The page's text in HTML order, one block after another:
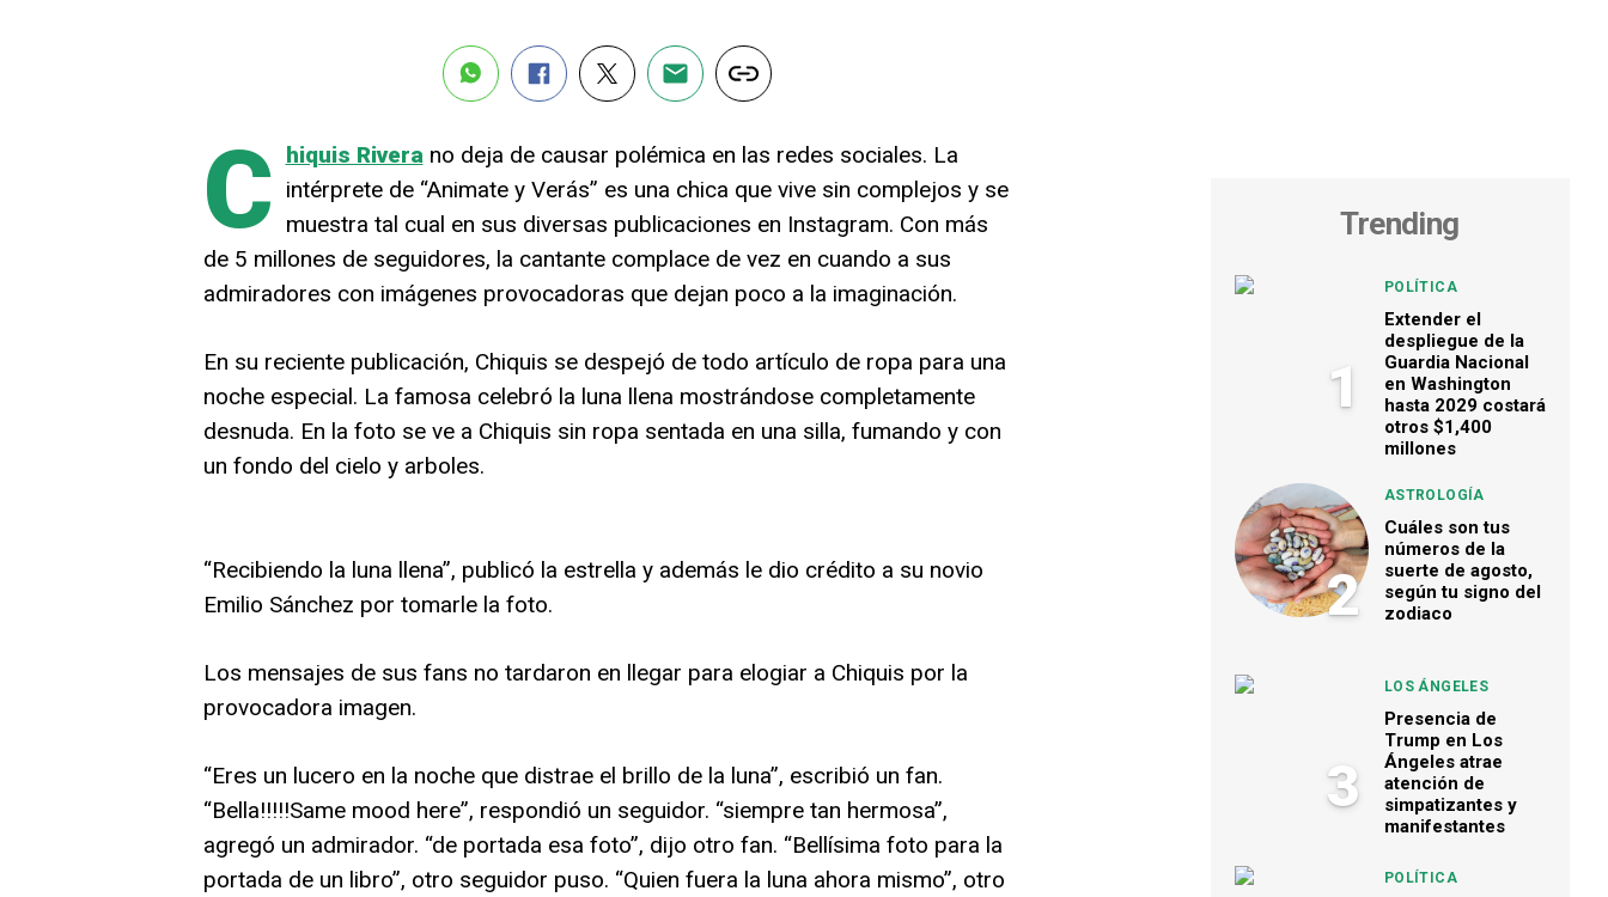
C hiquis Riverano deja de causar polémica en las redes sociales. La
intérprete de “Animate y Verás” es una chica que vive sin complejos y se
muestra tal cual en sus diversas publicaciones en Instagram. Con más
de 5 millones de seguidores, la cantante complace de vez en cuando a sus
admiradores con imágenes provocadoras que dejan poco a la imaginación.
En su reciente publicación, Chiquis se despejó de todo artículo de ropa para una
noche especial. La famosa celebró la luna llena mostrándose completamente
desnuda. En la foto se ve a Chiquis sin ropa sentada en una silla, fumando y con
un fondo del cielo y arboles.
“Recibiendo la luna llena”, publicó la estrella y además le dio crédito a su novio
Emilio Sánchez por tomarle la foto.
Los mensajes de sus fans no tardaron en llegar para elogiar a Chiquis por la
provocadora imagen.
“Eres un lucero en la noche que distrae el brillo de la luna”, escribió un fan.
“Bella!!!!!Same mood here”, respondió un seguidor. “siempre tan hermosa”,
agregó un admirador. “de portada esa foto”, dijo otro fan. “Bellísima foto para la
portada de un libro”, otro seguidor puso. “Quien fuera la luna ahora mismo”, otro
Trending
1
POLÍTICA
Extender el
despliegue de la
Guardia Nacional
en Washington
hasta 2029 costará
otros $1,400
millones
2
ASTROLOGÍA
Cuáles son tus
números de la
suerte de agosto,
según tu signo del
zodiaco
3
LOS ÁNGELES
Presencia de
Trump en Los
Ángeles atrae
atención de
simpatizantes y
manifestantes
POLÍTICA